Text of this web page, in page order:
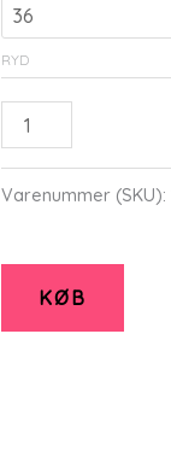
RYD
Vest
-
CUbenedichte
Varenummer (SKU):
KØB